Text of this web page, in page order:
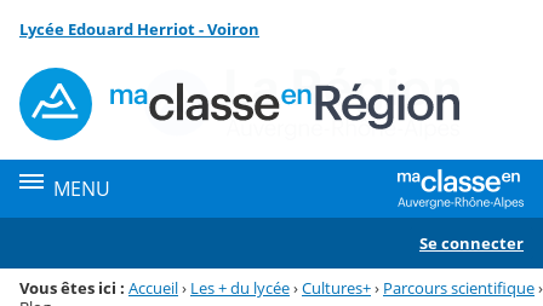
Menu de la rubrique
Contenu
Lycée Edouard Herriot - Voiron
MENU
Se connecter
Vous êtes ici : Accueil› Les + du lycée›Cultures+› Parcours scientifique›